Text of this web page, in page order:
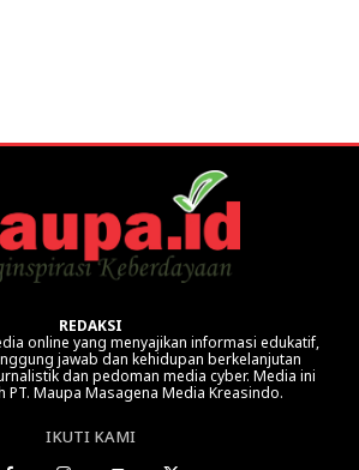
REDAKSI
online yang menyajikan informasi edukatif,
jawab dan kehidupan berkelanjutan
dan pedoman media cyber. Media ini
PT. Maupa Masagena Media Kreasindo.
IKUTI KAMI